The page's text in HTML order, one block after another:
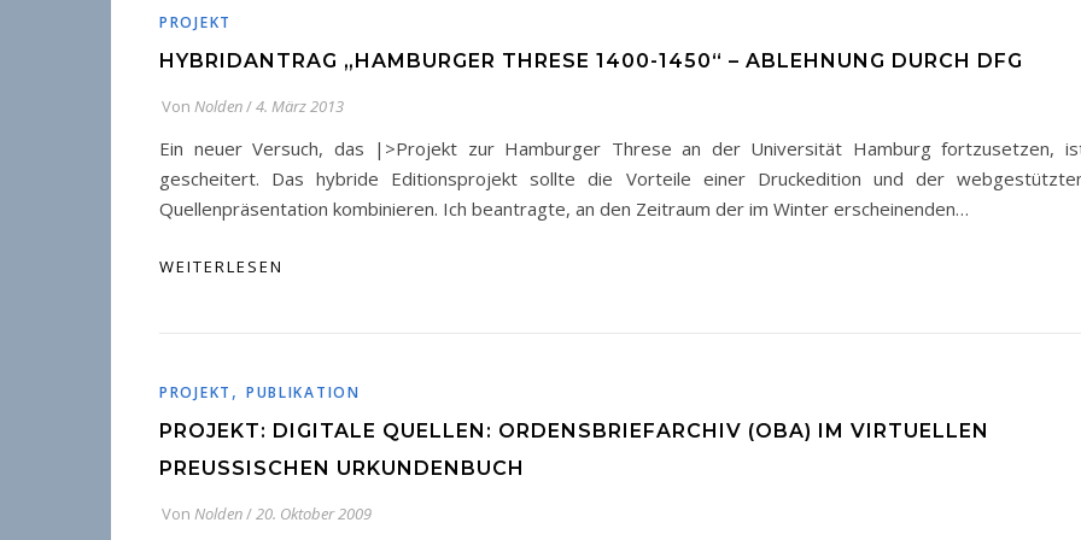
PROJEKT
HYBRIDANTRAG „HAMBURGER THRESE 1400-1450“ – ABLEHNUNG DURCH DFG
Von Nolden/4. März 2013
Ein neuer Versuch, das |>Projekt zur Hamburger Threse an der Universität Hamburg fortzusetzen,
gescheitert. Das hybride Editionsprojekt sollte die Vorteile einer Druckedition und der
Quellenpräsentation kombinieren. Ich beantragte, an den Zeitraum der im Winter erscheinenden…
WEITERLESEN
PROJEKT , PUBLIKATION
PROJEKT: DIGITALE QUELLEN: ORDENSBRIEFARCHIV (OBA) IM VIRTUELLEN
PREUSSISCHEN URKUNDENBUCH
Von Nolden/20. Oktober 2009